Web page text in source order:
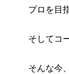
プロを目
そしてコ
そんな今、